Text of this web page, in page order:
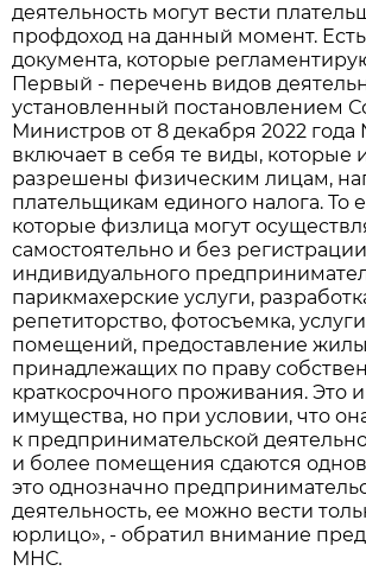
деятельность могут вести
профдоход на данный момент.
документа, которые
Первый - перечень видов
установленный постановлением
Министров от 8 декабря 2022 года
включает в себя те виды, которые
разрешены физическим лицам,
плательщикам единого налога. То
которые физлица могут
самостоятельно и без
индивидуального
парикмахерские услуги,
репетиторство, фотосъемка,
помещений, предоставление
принадлежащих по праву
краткосрочного проживания. Это
имущества, но при условии, что
к предпринимательской
и более помещения сдаются
это однозначно
деятельность, ее можно вести
юрлицо», - обратил внимание
МНС.